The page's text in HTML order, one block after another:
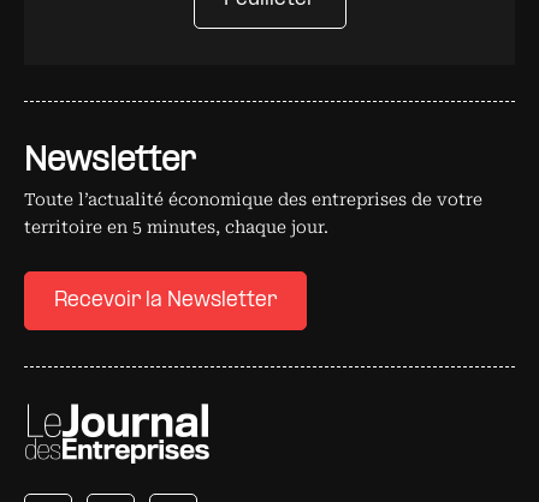
Newsletter
Toute l’actualité économique des entreprises de votre
territoire en 5 minutes, chaque jour.
Recevoir la Newsletter